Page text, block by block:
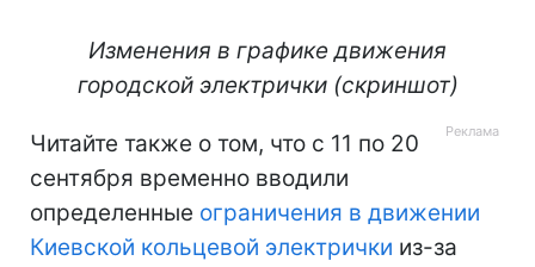
Изменения в графике движения
городской электрички (скриншот)
Читайте также о том, что с 11 по 20
сентября временно вводили
определенные ограничения в движении
Киевской кольцевой электрички из-за